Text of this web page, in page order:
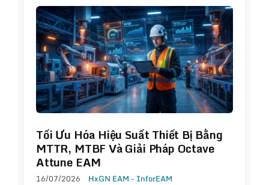
Tối Ưu Hóa Hiệu Suất Thiết Bị Bằng
MTTR, MTBF Và Giải Pháp Octave
Attune EAM
16/07/2026 HxGN EAM - InforEAM